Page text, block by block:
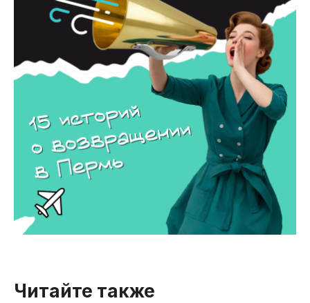
Читайте также